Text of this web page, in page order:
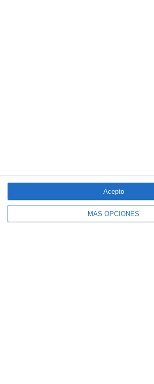
MÁS OPCIONES
Acepto
El seguro español activa
especiales ante los últimos